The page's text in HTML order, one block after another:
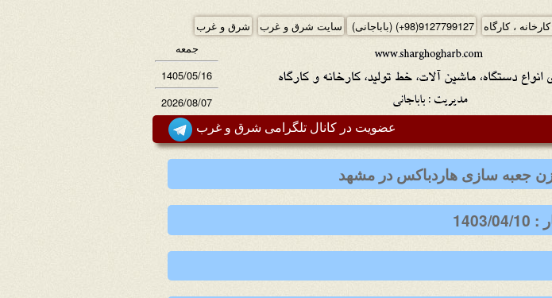
، کارگاه (+98)9127799127 (باباجانی) سایت شرق و غرب
شرق و غرب
جمعه
1405/05/16
2026/08/07
عضویت در کانال تلگرامی شرق و غرب
سازی هاردباکس در مشهد
10